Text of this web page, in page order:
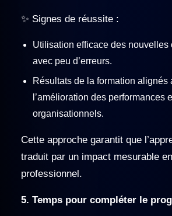
✨ Signes de réussite :
Utilisation efficace des nouvelles
avec peu d’erreurs.
Résultats de la formation alignés
l’amélioration des performances
organisationnels.
Cette approche garantit que
traduit par un impact mesurable
professionnel.
5. Temps pour compléter le